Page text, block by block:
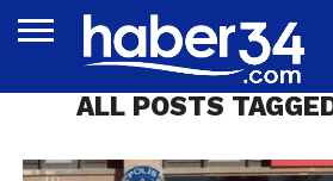
EĞITIM
EKONOMI
GENEL
MAGAZIN
OTOMOTIV
SIYASET
SPOR
TEKNOLOJI
ALL POSTS